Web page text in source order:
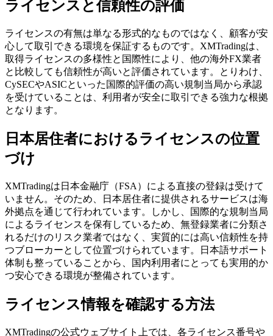
ライセンスと信頼性の評価
ライセンスの有無は単なる形式的なものではなく、顧客が安
心して取引できる環境を保証するものです。XMTradingは、
取得ライセンスの多様性と国際性により、他の海外FX業者
と比較しても信頼性が高いと評価されています。とりわけ、
CySECやASICといった国際的評価の高い規制当局から承認
を受けていることは、利用者が安全に取引できる強力な根拠
となります。
日本居住者におけるライセンスの位置
づけ
XMTradingは日本金融庁（FSA）による直接の登録は受けて
いません。そのため、日本居住者に提供されるサービスは海
外拠点を通じて行われています。しかし、国際的な規制当局
によるライセンスを保有しているため、無登録業者に分類さ
れるだけのリスク業者ではなく、実質的には高い信頼性を持
つブローカーとして位置づけられています。日本語サポート
体制も整っていることから、国内利用者にとっても実用的か
つ安心できる環境が整備されています。
ライセンス情報を確認する方法
XMTradingの公式ウェブサイト上では、各ライセンス番号や